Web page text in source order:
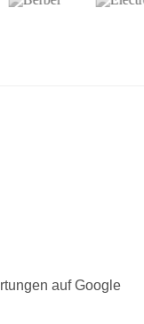
auf Google